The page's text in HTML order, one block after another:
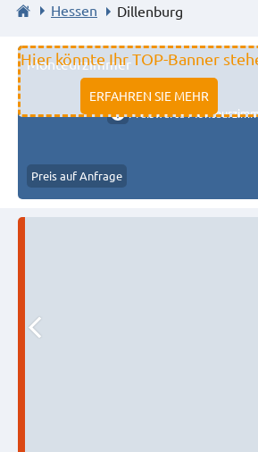
Hessen Dillenburg
Hier könnte Ihr TOP-Banner
ERFAHREN SIE MEHR
Monteurzimmer
11333 fulda
Preiswerte
Preis auf Anfrage